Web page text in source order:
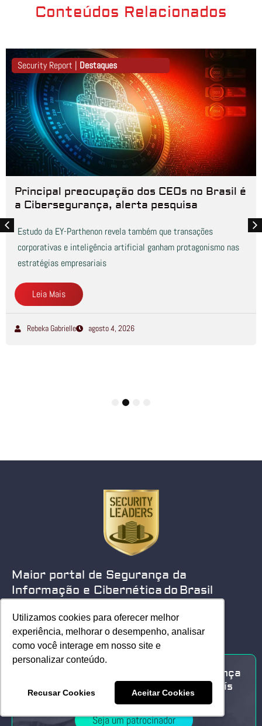
Utilizamos cookies para oferecer melhor
experiência, melhorar o desempenho, analisar
como você interage em nosso site e
personalizar conteúdo.
Recusar Cookies Aceitar Cookies
Utilizamos cookies para oferecer melhor
experiência, melhorar o desempenho, analisar
como você interage em nosso site e
personalizar conteúdo.
Recusar Cookies Aceitar Cookies
Conteúdos Relacionados
Security Report | Destaques
Principal preocupação dos CEOs no Brasil é
a Cibersegurança, alerta pesquisa
Estudo da EY-Parthenon revela também que transações
corporativas e inteligência artificial ganham protagonismo nas
estratégias empresariais
Leia Mais
Rebeka Gabrielle agosto 4, 2026
Maior portal de Segurança da
Informação e Cibernética do Brasil
Sua marca no único portal de Segurança
da Informação e Cyber Security do País
Seja um patrocinador